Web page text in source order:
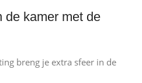
de kamer met de
breng je extra sfeer in de